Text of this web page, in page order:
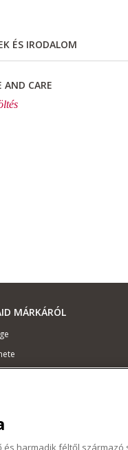
ÉS IRODALOM
AND CARE
MÁRKÁRÓL
és harmadik féltől